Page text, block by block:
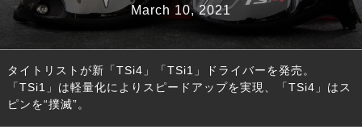
March 10, 2021
タイトリストが新「TSi4」「TSi1」ドライバーを発売。
「TSi1」は軽量化によりスピードアップを実現、「TSi4」はス
ピンを“撲滅”。
REVIEWS 製品レビュー
FAIRWAY WOODS フェアウェイウッド
HYBRIDS ハイブリッド